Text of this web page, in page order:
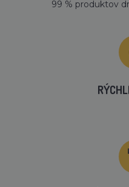
99 % produktov